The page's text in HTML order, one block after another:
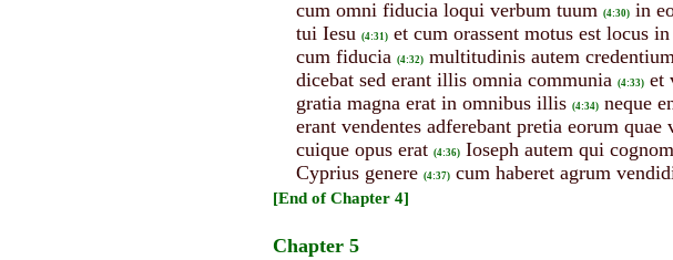
cum omni fiducia loqui verbum tuum (4:30) in
tui Iesu (4:31) et cum orassent motus est locus
cum fiducia (4:32) multitudinis autem
dicebat sed erant illis omnia communia (4:33) et
gratia magna erat in omnibus illis (4:34) neque
erant vendentes adferebant pretia eorum quae
cuique opus erat (4:36) Ioseph autem qui
Cyprius genere (4:37) cum haberet agrum
[End of Chapter 4]
Chapter 5